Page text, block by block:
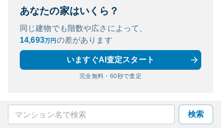
あなたの家はいくら？
同じ建物でも階数や広さによって、
14,693万円 の差があります
いますぐAI査定スタート
完全無料・60秒で査定
検索